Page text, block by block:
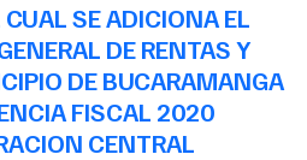
SE ADICIONA EL
DE RENTAS Y
DE BUCARAMANGA
FISCAL 2020
CENTRAL